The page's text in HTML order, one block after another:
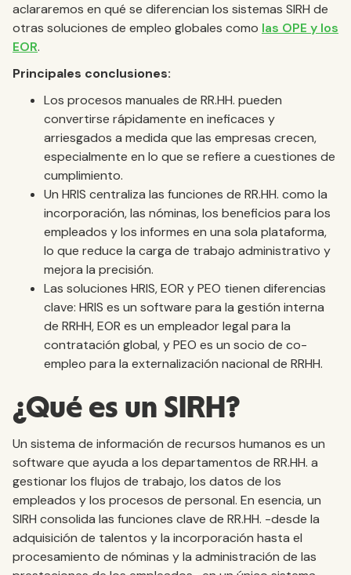
aclararemos en qué se diferencian los sistemas SIRH de
otras soluciones de empleo globales como las OPE y los
EOR.
Principales conclusiones:
Los procesos manuales de RR.HH. pueden
convertirse rápidamente en ineficaces y
arriesgados a medida que las empresas crecen,
especialmente en lo que se refiere a cuestiones de
cumplimiento.
Un HRIS centraliza las funciones de RR.HH. como la
incorporación, las nóminas, los beneficios para los
empleados y los informes en una sola plataforma,
lo que reduce la carga de trabajo administrativo y
mejora la precisión.
Las soluciones HRIS, EOR y PEO tienen diferencias
clave: HRIS es un software para la gestión interna
de RRHH, EOR es un empleador legal para la
contratación global, y PEO es un socio de co-
empleo para la externalización nacional de RRHH.
¿Qué es un SIRH?
Un sistema de información de recursos humanos es un
software que ayuda a los departamentos de RR.HH. a
gestionar los flujos de trabajo, los datos de los
empleados y los procesos de personal. En esencia, un
SIRH consolida las funciones clave de RR.HH. -desde la
adquisición de talentos y la incorporación hasta el
procesamiento de nóminas y la administración de las